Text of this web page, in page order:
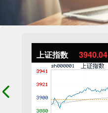
上证指数 3940.04